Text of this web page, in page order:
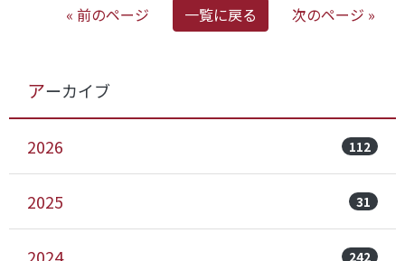
« 前のページ 一覧に戻る 次のページ »
アーカイブ
2026 112
2025 31
242